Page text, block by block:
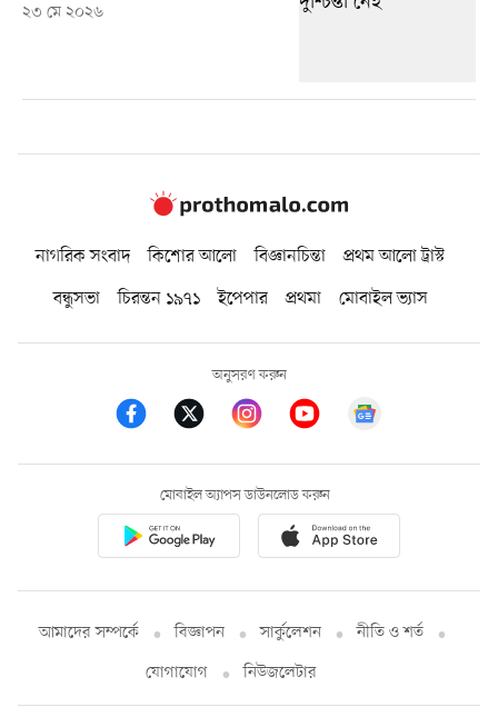
২৩ মে ২০২৬
নাগরিক সংবাদ কিশোর আলো বিজ্ঞানচিন্তা
প্রথম আলো ট্রাস্ট
বন্ধুসভা
চিরন্তন ১৯৭১ ইপেপার প্রথমা মোবাইল ভ্যাস
অনুসরণ করুন
মোবাইল অ্যাপস ডাউনলোড করুন
আমাদের সম্পর্কে বিজ্ঞাপন সার্কুলেশন
নীতি ও শর্ত
যোগাযোগ
নিউজলেটার